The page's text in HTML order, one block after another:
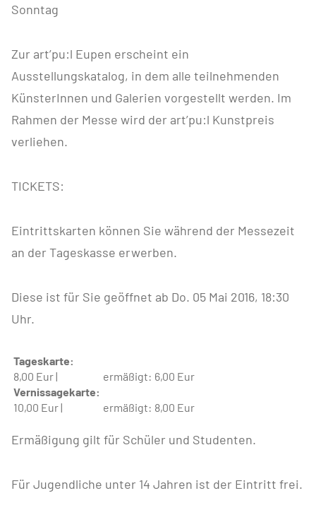
Sonntag
Zur art’pu:l Eupen erscheint ein
Ausstellungskatalog, in dem alle teilnehmenden
KünsterInnen und Galerien vorgestellt werden. Im
Rahmen der Messe wird der art’pu:l Kunstpreis
verliehen.
TICKETS:
Eintrittskarten können Sie während der Messezeit
an der Tageskasse erwerben.
Diese ist für Sie geöffnet ab Do. 05 Mai 2016, 18:30
Uhr.
Tageskarte:
8,00 Eur |
ermäßigt: 6,00 Eur
Vernissagekarte:
10,00 Eur |
ermäßigt: 8,00 Eur
Ermäßigung gilt für Schüler und Studenten.
Für Jugendliche unter 14 Jahren ist der Eintritt frei.